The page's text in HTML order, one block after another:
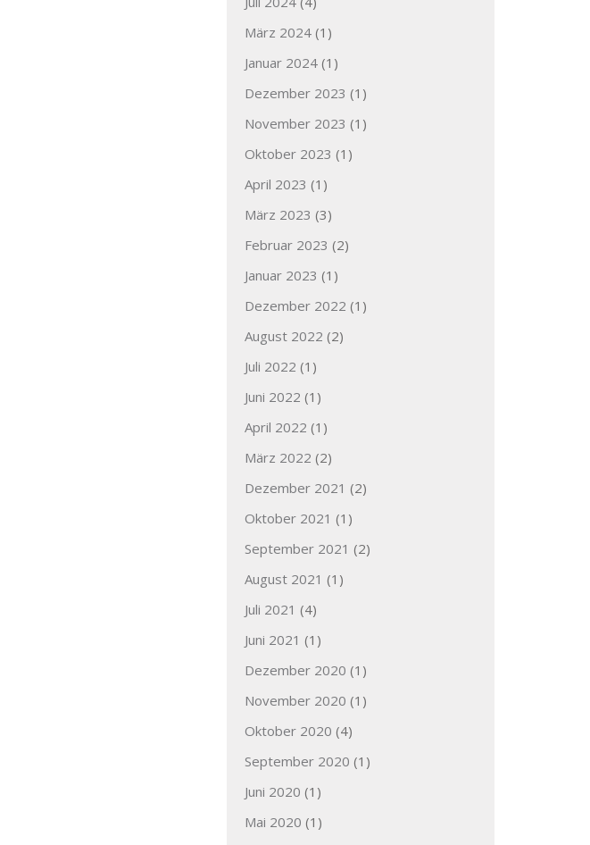
März 2024 (1)
Januar 2024 (1)
Dezember 2023 (1)
November 2023 (1)
Oktober 2023 (1)
April 2023 (1)
März 2023 (3)
Februar 2023 (2)
Januar 2023 (1)
Dezember 2022 (1)
August 2022 (2)
Juli 2022 (1)
Juni 2022 (1)
April 2022 (1)
März 2022 (2)
Dezember 2021 (2)
Oktober 2021 (1)
September 2021 (2)
August 2021 (1)
Juli 2021 (4)
Juni 2021 (1)
Dezember 2020 (1)
November 2020 (1)
Oktober 2020 (4)
September 2020 (1)
Juni 2020 (1)
Mai 2020 (1)